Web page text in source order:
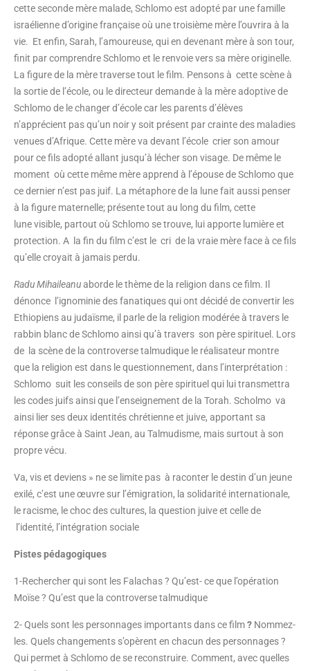
cette seconde mère malade, Schlomo est adopté par une famille
israélienne d’origine française où une troisième mère l’ouvrira à la
vie. Et enfin, Sarah, l’amoureuse, qui en devenant mère à son tour,
finit par comprendre Schlomo et le renvoie vers sa mère originelle.
La figure de la mère traverse tout le film. Pensons à cette scène à
la sortie de l’école, ou le directeur demande à la mère adoptive de
Schlomo de le changer d’école car les parents d’élèves
n’apprécient pas qu’un noir y soit présent par crainte des maladies
venues d’Afrique. Cette mère va devant l’école crier son amour
pour ce fils adopté allant jusqu’à lécher son visage. De même le
moment où cette même mère apprend à l’épouse de Schlomo que
ce dernier n’est pas juif. La métaphore de la lune fait aussi penser
à la figure maternelle; présente tout au long du film, cette
lune visible, partout où Schlomo se trouve, lui apporte lumière et
protection. A la fin du film c’est le cri de la vraie mère face à ce fils
qu’elle croyait à jamais perdu.
Radu Mihaileanuaborde le thème de la religion dans ce film. Il
dénonce l’ignominie des fanatiques qui ont décidé de convertir les
Ethiopiens au judaïsme, il parle de la religion modérée à travers le
rabbin blanc de Schlomo ainsi qu’à travers son père spirituel. Lors
de la scène de la controverse talmudique le réalisateur montre
que la religion est dans le questionnement, dans l’interprétation :
Schlomo suit les conseils de son père spirituel qui lui transmettra
les codes juifs ainsi que l’enseignement de la Torah. Scholmo va
ainsi lier ses deux identités chrétienne et juive, apportant sa
réponse grâce à Saint Jean, au Talmudisme, mais surtout à son
propre vécu.
Va, vis et deviens » ne se limite pas à raconter le destin d’un jeune
exilé, c’est une œuvre sur l’émigration, la solidarité internationale,
le racisme, le choc des cultures, la question juive et celle de
l’identité, l’intégration sociale
Pistes pédagogiques
1-Rechercher qui sont les Falachas ? Qu’est- ce que l’opération
Moïse ? Qu’est que la controverse talmudique
2- Quels sont les personnages importants dans ce film? Nommez-
les. Quels changements s’opèrent en chacun des personnages ?
Qui permet à Schlomo de se reconstruire. Comment, avec quelles